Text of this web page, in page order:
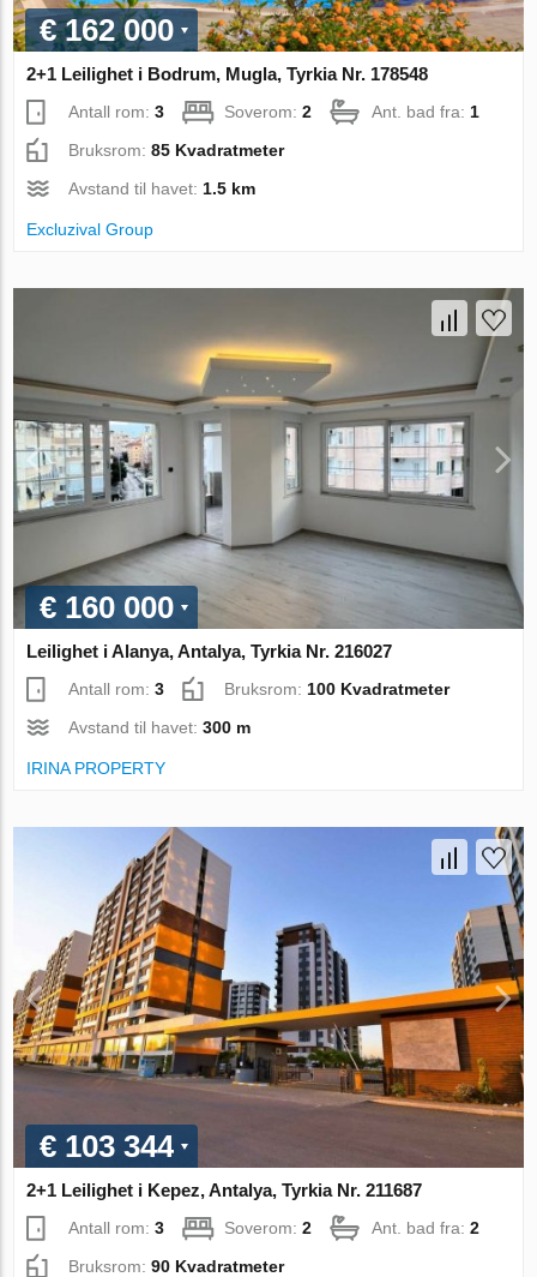
€ 162 000
2+1 Leilighet i Bodrum, Mugla, Tyrkia Nr. 178548
Antall rom:3 Soverom:2 Ant. bad fra:1
Bruksrom:85 Kvadratmeter
Avstand til havet:1.5 km
Excluzival Group
€ 160 000
Leilighet i Alanya, Antalya, Tyrkia Nr. 216027
Antall rom:3 Bruksrom: 100 Kvadratmeter
Avstand til havet:300 m
IRINA PROPERTY
€ 103 344
2+1 Leilighet i Kepez, Antalya, Tyrkia Nr. 211687
Antall rom:3 Soverom:2 Ant. bad fra:2
Bruksrom:90 Kvadratmeter